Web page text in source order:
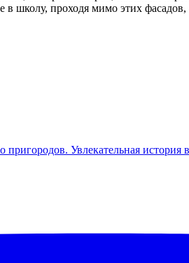
в школу, проходя мимо этих
Увлекательная история